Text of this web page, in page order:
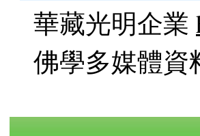
華藏光明企業
佛學多媒體資